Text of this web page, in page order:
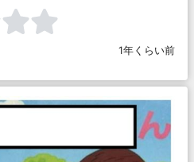
1年くらい前